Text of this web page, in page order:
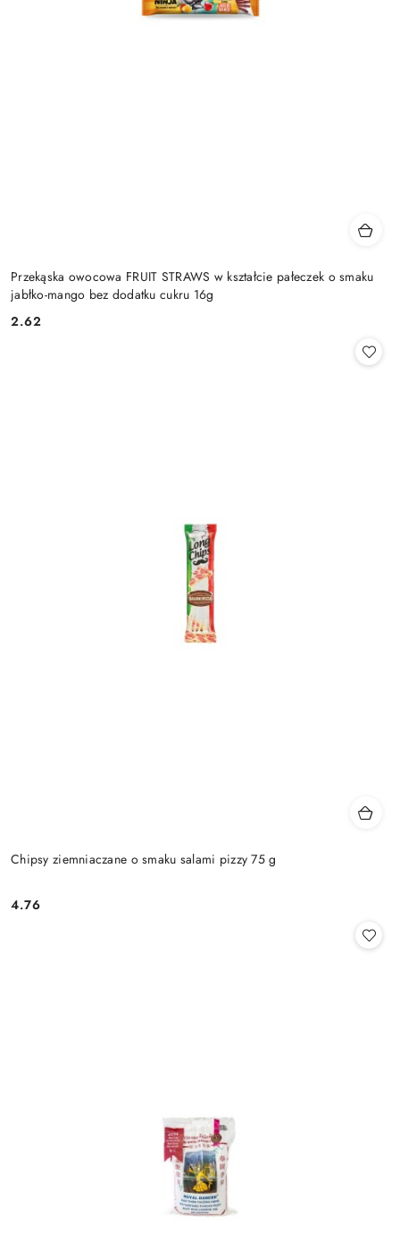
Przekąska owocowa FRUIT STRAWS w kształcie pałeczek o smaku
jabłko-mango bez dodatku cukru 16g
Cena:
2.62
Chipsy ziemniaczane o smaku salami pizzy 75 g
Cena:
4.76